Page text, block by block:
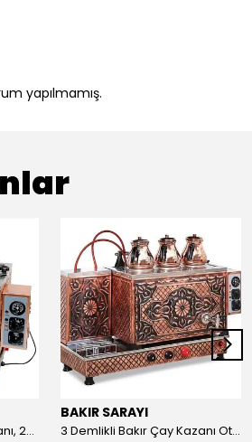
yapılmamış.
2 Demlikli Bakır Çay Kazanı, 25 Litre
BAKIR SARAYI
3 Demlikli Bakır Çay Kazanı Otomatik, 30 Litre